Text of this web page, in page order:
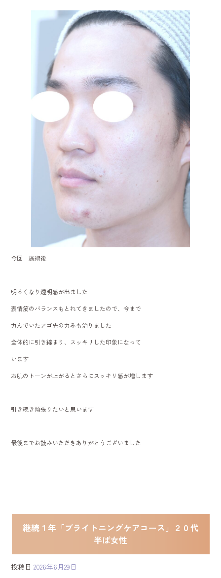
今回 施術後
明るくなり透明感が出ました
表情筋のバランスもとれてきましたので、今まで
力んでいたアゴ先の力みも治りました
全体的に引き締まり、スッキリした印象になって
います
お肌のトーンが上がるとさらにスッキリ感が増します
引き続き頑張りたいと思います
最後までお読みいただきありがとうございました
継続１年「ブライトニングケアコース」２０代
半ば女性
投稿日 2026年6月29日